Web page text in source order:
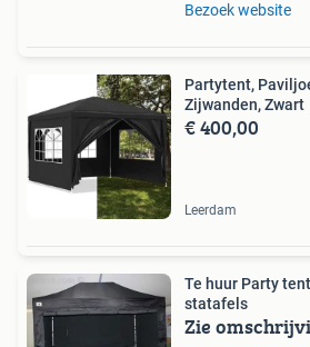
Bezoek website
Partytent,
Zijwanden, Zwart
€ 400,00
Leerdam
Te huur Party
statafels
Zie